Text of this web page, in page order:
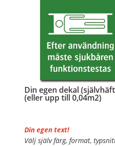
Din egen dekal
(eller upp till 0,04m2)
Din egen text!
Välj själv färg, format,